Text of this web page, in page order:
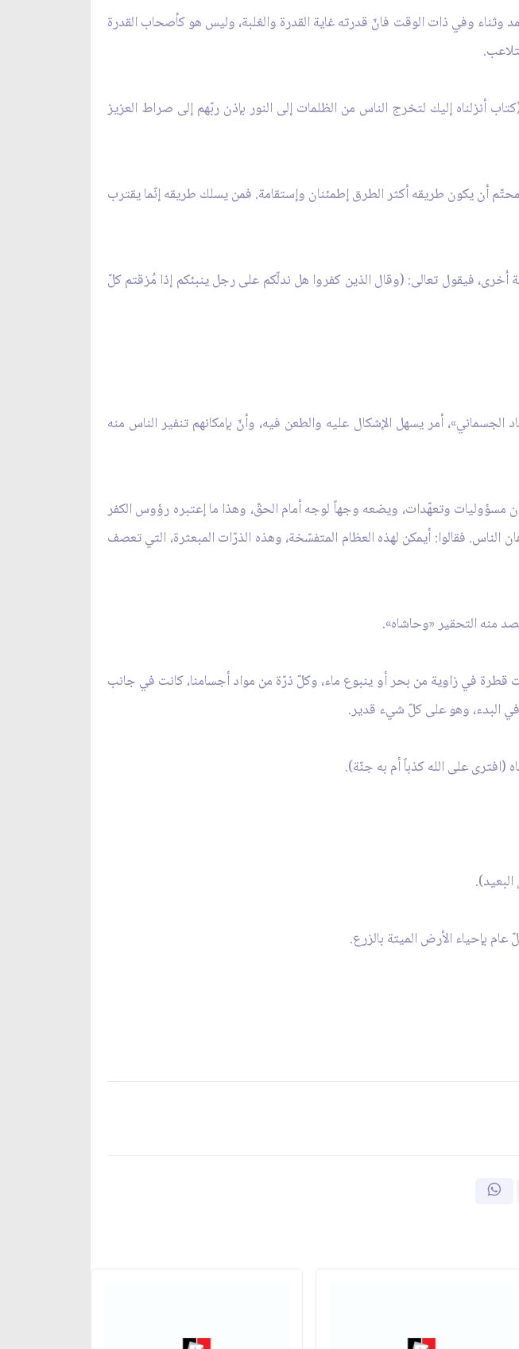
وثناء وفي ذات الوقت فانّ قدرته غاية القدرة والغلبة، وليس هو كأصحاب القدرة
أنزلناه إليك لتخرج الناس من الظلمات إلى النور بإذن ربّهم إلى صراط العزيز
أن يكون طريقه أكثر الطرق إطمئنان وإستقامة. فمن يسلك طريقه إنّما يقترب
اُخرى، فيقول تعالى: (وقال الذين كفروا هل ندلّكم على رجل ينبئكم إذا مُزقتم كلّ
أمر يسهل الإشكال عليه والطعن فيه، وأنّ بإمكانهم تنفير الناس منه
مسؤوليات وتعهّدات، ويضعه وجهاً لوجه أمام الحقّ، وهذا ما إعتبره رؤوس الكفر
الناس. فقالوا: أيمكن لهذه العظام المتفسّخة، وهذه الذرّات المبعثرة، التي تعصف
منه التحقير «وحاشاه».
قطرة في زاوية من بحر أو ينبوع ماء، وكلّ ذرّة من مواد أجسامنا، كانت في جانب
في البدء، وهو على كلّ شيء قدير.
(افترى على الله كذباً أم به جنّة).
بإحياء الأرض الميتة بالزرع.